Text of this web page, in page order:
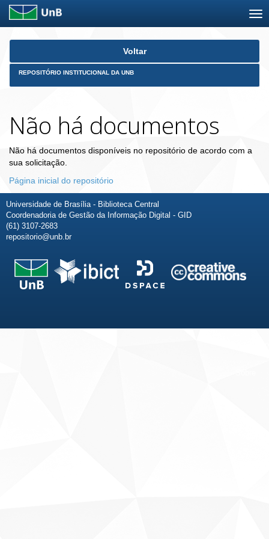
Skip
Voltar
REPOSITÓRIO INSTITUCIONAL DA UNB
Não há documentos
Não há documentos disponíveis no repositório de acordo com a
sua solicitação.
Página inicial do repositório
Universidade de Brasília - Biblioteca Central
Coordenadoria de Gestão da Informação Digital - GID
(61) 3107-2683
repositorio@unb.br